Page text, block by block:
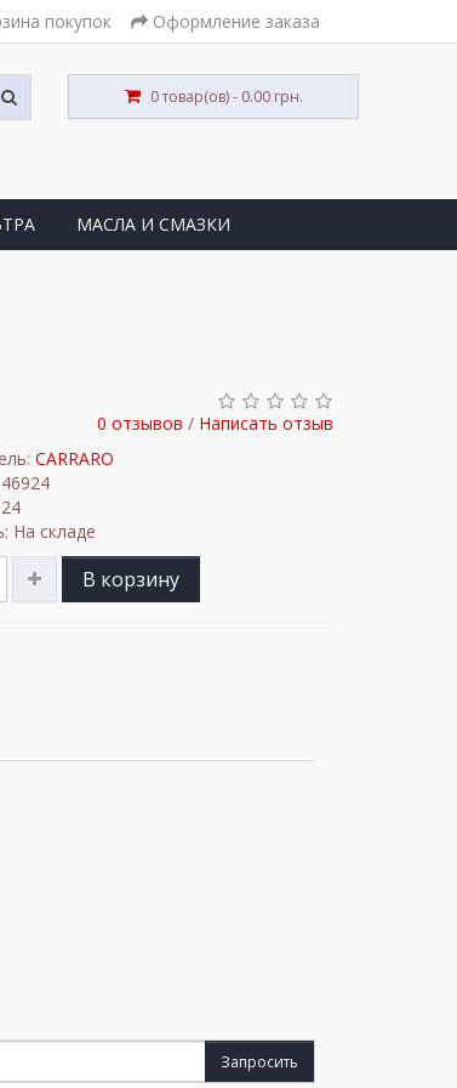
покупок Оформление заказа
0 товар(ов) - 0.00 грн.
МАСЛА И СМАЗКИ
0 отзывов / Написать отзыв
CARRARO
На складе
В корзину
Запросить